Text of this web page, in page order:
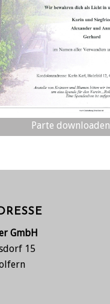
Parte downloaden
GmbH
15